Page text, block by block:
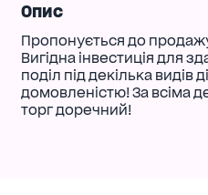
Опис
Пропонується до
Вигідна інвестиція для
поділ під декілька видів
домовленістю! За всіма
торг доречний!